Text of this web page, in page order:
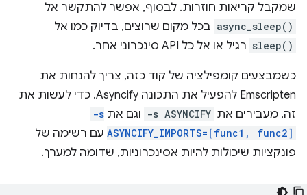
שמקבל קריאות חוזרות. לבסוף, אפשר להתקשר אל
async_sleep() בכל מקום שרוצים, בדיוק כמו אל
sleep() רגיל או אל כל API סינכרוני אחר.
כשמבצעים קומפילציה של קוד כזה, צריך להנחות את
Emscripten להפעיל את התכונה Asyncify. כדי לעשות את
זה, מעבירים את -s ASYNCIFY וגם את -s
ASYNCIFY_IMPORTS=[func1, func2] עם רשימה של
פונקציות שיכולות להיות אסינכרוניות, שדומה למערך.